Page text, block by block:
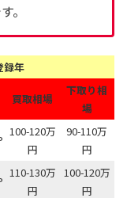
。
録年
買取相場
下取り相
場
100-120万
円
90-110万
円
110-130万
円
100-120万
円